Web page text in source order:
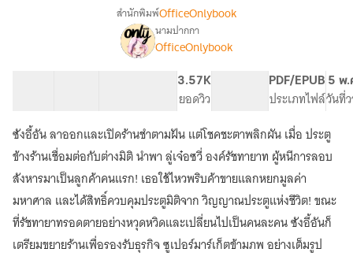
มาร์เก็ต
บ้าน
ดัน
มิติ
ได้!
เล่ม
40
(จบ)
เรื่อง
ตาย
ล่ะ
สิ!
ซู
เปอร์
มาร์เก็ต
บ้าน
ฉัน
ดัน
ข้าม
มิติ
ได้!
สำนักพิมพ์OfficeOnlybook
นามปากกา
OfficeOnlybook
3.57K
ยอดวิว
PDF/EPUB
ประเภทไฟล์
5 พ.
วันที่
ซังอี้อัน ลาออกและเปิดร้านชำตามฝัน แต่โชคชะตาพลิกผัน เมื่อ ประตู
ข้างร้านเชื่อมต่อกับต่างมิติ นำพา ลู่เจ๋อซวี่ องค์รัชทายาท ผู้หนีการลอบ
สังหารมาเป็นลูกค้าคนแรก! เธอใช้ไหวพริบค้าขายแลกหยกมูลค่า
มหาศาล และได้สิทธิ์ควบคุมประตูมิติจาก วิญญาณประตูแห่งชีวิต! ขณะ
ที่รัชทายาทรอดตายอย่างหวุดหวิดและเปลี่ยนไปเป็นคนละคน ซังอี้อันก็
เตรียมขยายร้านเพื่อรองรับธุรกิจ ซูเปอร์มาร์เก็ตข้ามภพ อย่างเต็มรูป